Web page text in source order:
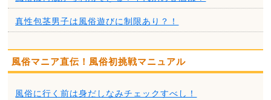
真性包茎男子は風俗遊びに制限あり？！
風俗マニア直伝！風俗初挑戦マニュアル
風俗に行く前は身だしなみチェックすべし！